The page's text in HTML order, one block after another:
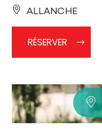
ALLANCHE
RÉSERVER